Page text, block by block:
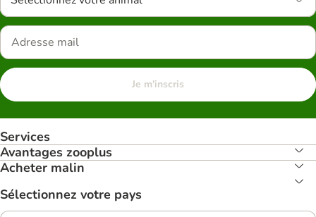
Je m'inscris
Services
Avantages zooplus
Acheter malin
Sélectionnez votre pays